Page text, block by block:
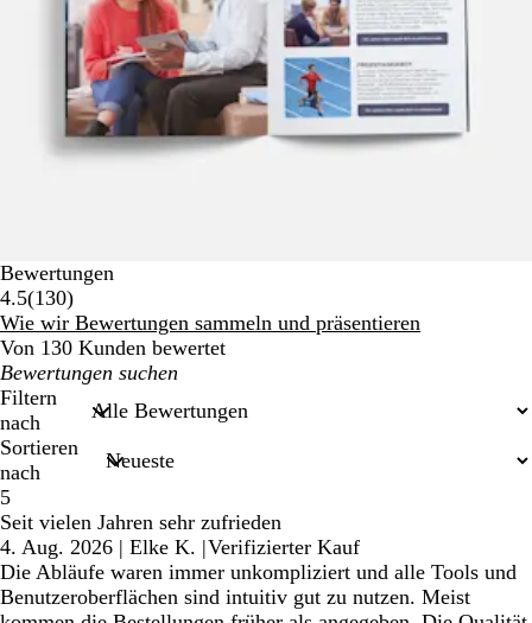
Bewertungen
4.5(130130
Bewertungen
)
Wie wir Bewertungen sammeln und präsentieren
Von 130 Kunden bewertet
Meine
Sucheingaben
Filtern
nach
Sortieren
nach
5
Seit vielen Jahren sehr zufrieden
4. Aug. 2026 | Elke K. |Verifizierter Kauf
Die Abläufe waren immer unkompliziert und alle Tools und
Benutzeroberflächen sind intuitiv gut zu nutzen. Meist